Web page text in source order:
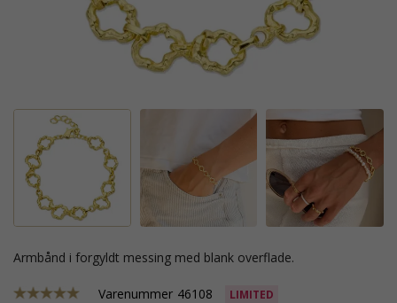
armbånd i forgyldt messing med blank overflade.
Varenummer 46108 LIMITED